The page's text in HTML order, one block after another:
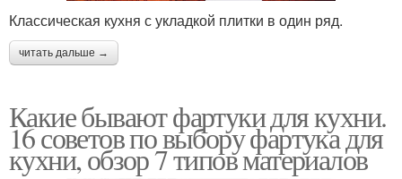
Классическая кухня с укладкой плитки в один ряд.
читать дальше →
Какие бывают фартуки для кухни.
16 советов по выбору фартука для
кухни, обзор 7 типов материалов